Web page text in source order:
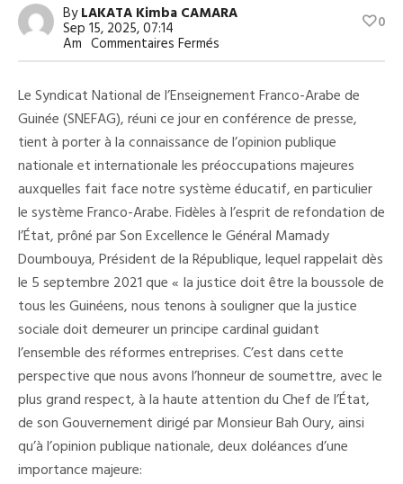
ByLAKATA Kimba CAMARA
Sep 15, 2025, 07:14
Am Commentaires Fermés
Concours
Prytanées
Militaires
Le
SNEFAG
Dénonce
L’exclusion
Des
Élèves
De
Franco-
Arabe
(Déclaration)
0
Le Syndicat National de l’Enseignement Franco-Arabe de
Guinée (SNEFAG), réuni ce jour en conférence de presse,
tient à porter à la connaissance de l’opinion publique
nationale et internationale les préoccupations majeures
auxquelles fait face notre système éducatif, en particulier
le système Franco-Arabe. Fidèles à l’esprit de refondation de
l’État, prôné par Son Excellence le Général Mamady
Doumbouya, Président de la République, lequel rappelait dès
le 5 septembre 2021 que « Ia justice doit être la boussole de
tous les Guinéens, nous tenons à souligner que la justice
sociale doit demeurer un principe cardinal guidant
l’ensemble des réformes entreprises. C’est dans cette
perspective que nous avons l’honneur de soumettre, avec le
plus grand respect, à la haute attention du Chef de l’État,
de son Gouvernement dirigé par Monsieur Bah Oury, ainsi
qu’à l’opinion publique nationale, deux doléances d’une
importance majeure: